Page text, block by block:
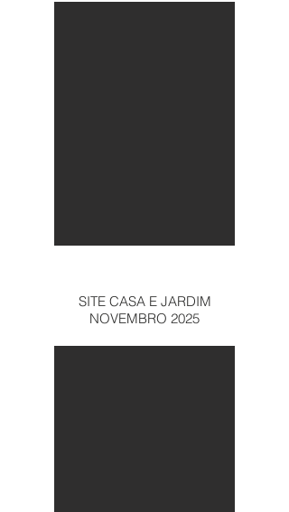
SITE CASA E JARDIM
NOVEMBRO 2025